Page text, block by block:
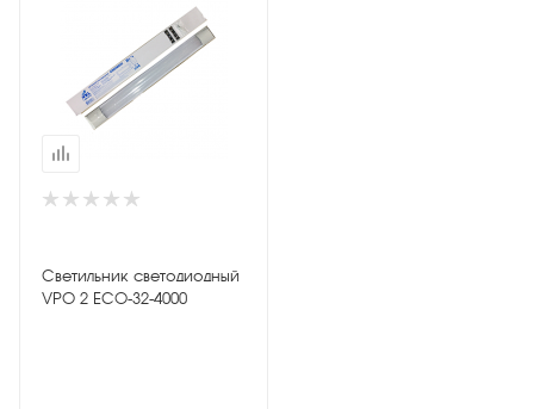
Светильник светодиодный
VPO 2 ЕСО-32-4000